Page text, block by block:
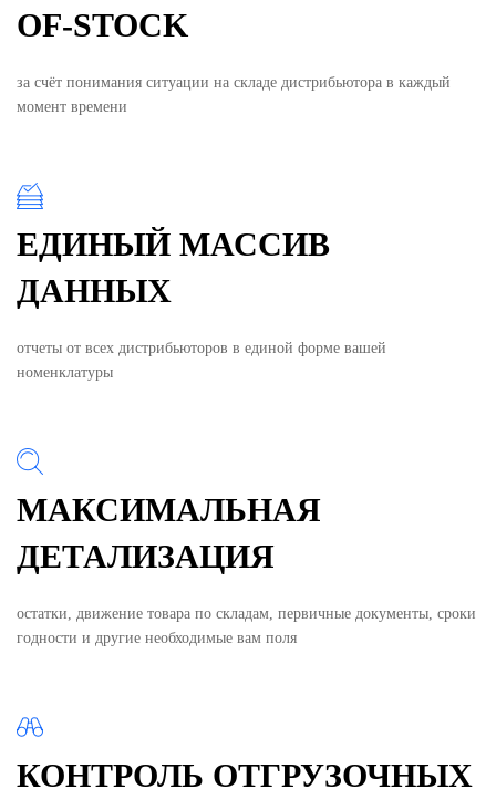
OF-STOCK
за счёт понимания ситуации на складе дистрибьютора в каждый
момент времени
ЕДИНЫЙ МАССИВ
ДАННЫХ
отчеты от всех дистрибьюторов в единой форме вашей
номенклатуры
МАКСИМАЛЬНАЯ
ДЕТАЛИЗАЦИЯ
остатки, движение товара по складам, первичные документы, сроки
годности и другие необходимые вам поля
КОНТРОЛЬ ОТГРУЗОЧНЫХ